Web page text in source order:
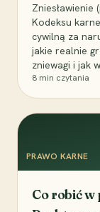
Kodeksu
cywilną za
jakie realnie
zniewagi i jak
8 min czytania
PRAWO KARNE
Co robić